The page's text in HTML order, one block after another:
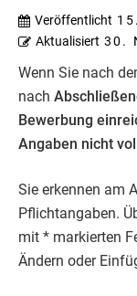
Veröffentlicht
Aktualisiert 30.
Wenn Sie nach
nach
Bewerbung
Angaben nicht
Sie erkennen am
Pflichtangaben.
mit * markierten
Ändern oder